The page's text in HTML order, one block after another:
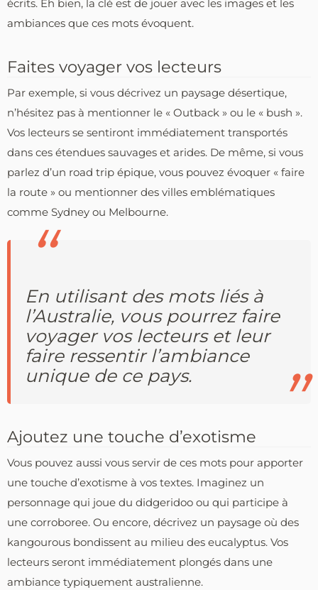
écrits. Eh bien, la clé est de jouer avec les images et les
ambiances que ces mots évoquent.
Faites voyager vos lecteurs
Par exemple, si vous décrivez un paysage désertique,
n’hésitez pas à mentionner le « Outback » ou le « bush ».
Vos lecteurs se sentiront immédiatement transportés
dans ces étendues sauvages et arides. De même, si vous
parlez d’un road trip épique, vous pouvez évoquer « faire
la route » ou mentionner des villes emblématiques
comme Sydney ou Melbourne.
En utilisant des mots liés à
l’Australie, vous pourrez faire
voyager vos lecteurs et leur
faire ressentir l’ambiance
unique de ce pays.
Ajoutez une touche d’exotisme
Vous pouvez aussi vous servir de ces mots pour apporter
une touche d’exotisme à vos textes. Imaginez un
personnage qui joue du didgeridoo ou qui participe à
une corroboree. Ou encore, décrivez un paysage où des
kangourous bondissent au milieu des eucalyptus. Vos
lecteurs seront immédiatement plongés dans une
ambiance typiquement australienne.